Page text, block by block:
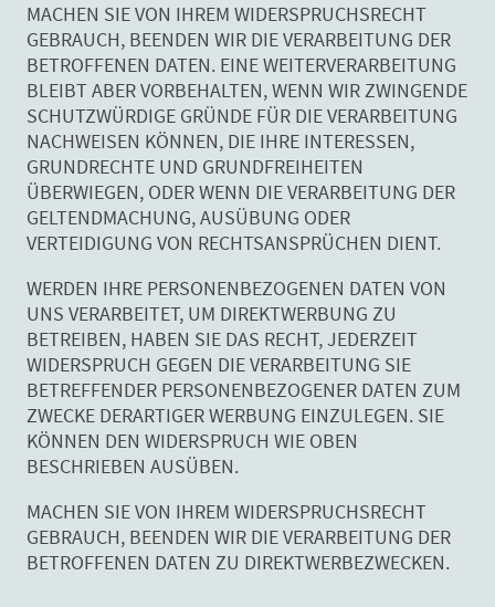
MACHEN SIE VON IHREM WIDERSPRUCHSRECHT
GEBRAUCH, BEENDEN WIR DIE VERARBEITUNG DER
BETROFFENEN DATEN. EINE WEITERVERARBEITUNG
BLEIBT ABER VORBEHALTEN, WENN WIR ZWINGENDE
SCHUTZWÜRDIGE GRÜNDE FÜR DIE VERARBEITUNG
NACHWEISEN KÖNNEN, DIE IHRE INTERESSEN,
GRUNDRECHTE UND GRUNDFREIHEITEN
ÜBERWIEGEN, ODER WENN DIE VERARBEITUNG DER
GELTENDMACHUNG, AUSÜBUNG ODER
VERTEIDIGUNG VON RECHTSANSPRÜCHEN DIENT.
WERDEN IHRE PERSONENBEZOGENEN DATEN VON
UNS VERARBEITET, UM DIREKTWERBUNG ZU
BETREIBEN, HABEN SIE DAS RECHT, JEDERZEIT
WIDERSPRUCH GEGEN DIE VERARBEITUNG SIE
BETREFFENDER PERSONENBEZOGENER DATEN ZUM
ZWECKE DERARTIGER WERBUNG EINZULEGEN. SIE
KÖNNEN DEN WIDERSPRUCH WIE OBEN
BESCHRIEBEN AUSÜBEN.
MACHEN SIE VON IHREM WIDERSPRUCHSRECHT
GEBRAUCH, BEENDEN WIR DIE VERARBEITUNG DER
BETROFFENEN DATEN ZU DIREKTWERBEZWECKEN.